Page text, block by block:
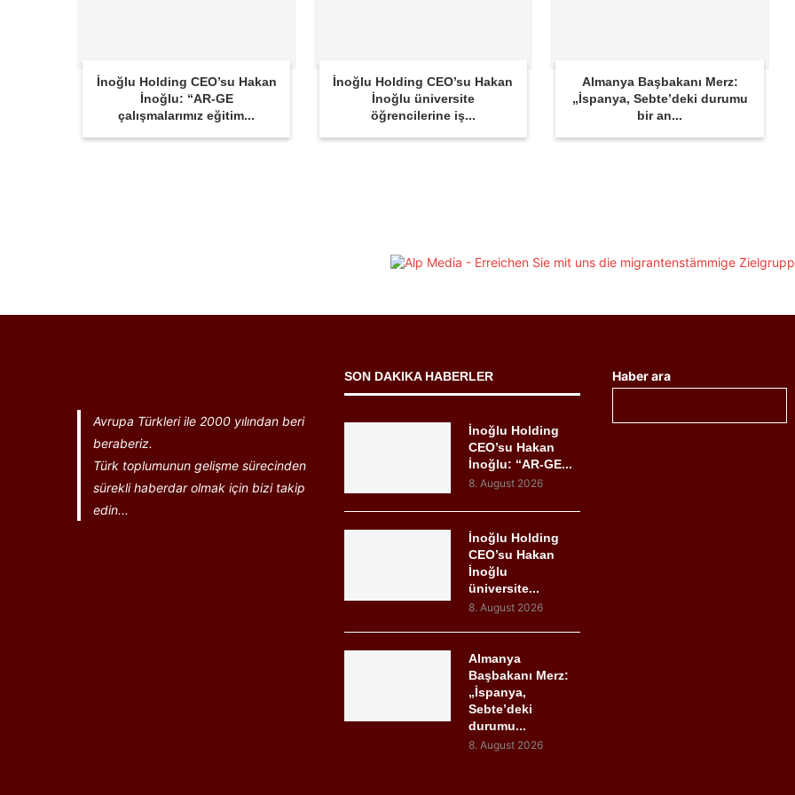
İnoğlu Holding CEO’su Hakan
İnoğlu: “AR-GE
çalışmalarımız eğitim...
İnoğlu Holding CEO’su Hakan
İnoğlu üniversite
öğrencilerine iş...
Almanya Başbakanı Merz:
„İspanya, Sebte’deki durumu
bir an...
Avrupa Türkleri ile 2000 yılından beri
beraberiz.
Türk toplumunun gelişme sürecinden
sürekli haberdar olmak için bizi takip
edin...
SON DAKIKA HABERLER
İnoğlu Holding
CEO’su Hakan
İnoğlu: “AR-GE...
8. August 2026
İnoğlu Holding
CEO’su Hakan
İnoğlu
üniversite...
8. August 2026
Almanya
Başbakanı Merz:
„İspanya,
Sebte’deki
durumu...
8. August 2026
Haber ara